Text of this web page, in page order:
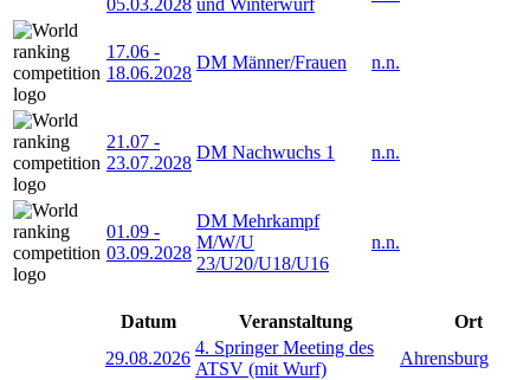
17.06 -
18.06.2028
DM Männer/Frauen n.n.
21.07 -
23.07.2028
DM Nachwuchs 1 n.n.
01.09 -
03.09.2028
DM Mehrkampf
M/W/U
23/U20/U18/U16
n.n.
Datum Veranstaltung
Ort
29.08.2026
4. Springer Meeting des
ATSV (mit Wurf)
Ahrensburg